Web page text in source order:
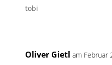
tobi
Oliver Gietl am Februar